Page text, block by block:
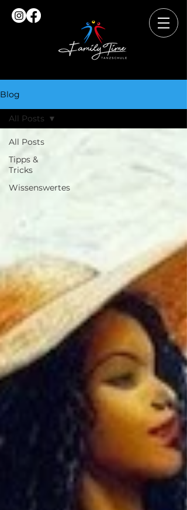
Blog
All Posts
Tipps &
Tricks
Wissenswertes
All Posts